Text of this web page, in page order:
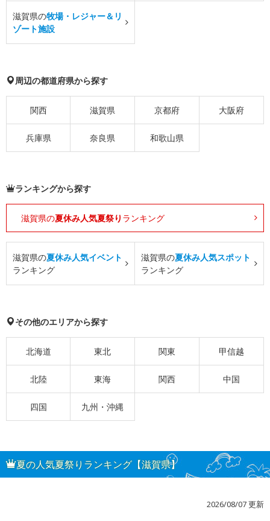
滋賀県の牧場・レジャー＆リ
ゾート施設
周辺の都道府県から探す
関西 滋賀県 京都府 大阪府
兵庫県 奈良県 和歌山県
ランキングから探す
滋賀県の夏休み人気夏祭り ランキング
滋賀県の夏休み人気イベント
ランキング
滋賀県の夏休み人気スポット
ランキング
その他のエリアから探す
北海道 東北 関東 甲信越
北陸 東海 関西 中国
四国 九州・沖縄
夏の人気夏祭りランキング【滋賀県】
2026/08/07 更新